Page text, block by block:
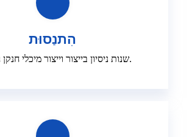
הִתנַסוּת
40 שנות ניסיון בייצור וייצור מיכלי חנקן נוזלי.